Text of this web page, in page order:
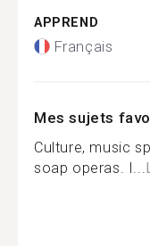
APPREND
Français
Mes sujets
Culture, music
soap operas. I...